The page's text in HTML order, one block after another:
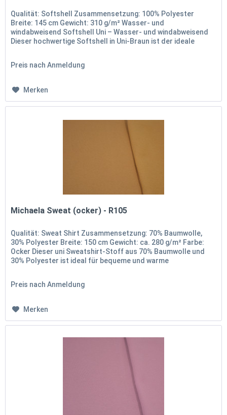
Qualität: Softshell Zusammensetzung: 100% Polyester
Breite: 145 cm Gewicht: 310 g/m² Wasser- und
windabweisend Softshell Uni – Wasser- und windabweisend
Dieser hochwertige Softshell in Uni-Braun ist der ideale
Preis nach Anmeldung
Merken
Michaela Sweat (ocker) - R105
Qualität: Sweat Shirt Zusammensetzung: 70% Baumwolle,
30% Polyester Breite: 150 cm Gewicht: ca. 280 g/m² Farbe:
Ocker Dieser uni Sweatshirt-Stoff aus 70% Baumwolle und
30% Polyester ist ideal für bequeme und warme
Preis nach Anmeldung
Merken